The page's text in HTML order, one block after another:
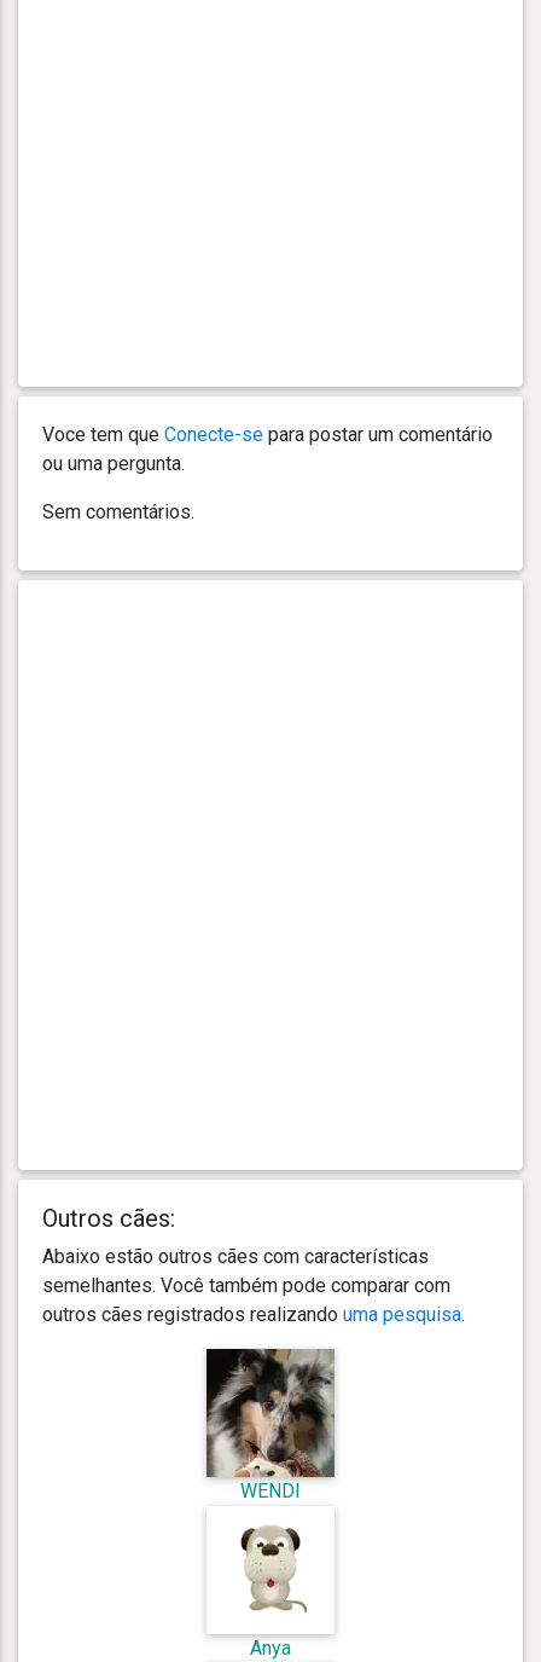
Voce tem que Conecte-se para postar um comentário
ou uma pergunta.
Sem comentários.
Outros cães:
Abaixo estão outros cães com características
semelhantes. Você também pode comparar com
outros cães registrados realizando uma pesquisa.
WENDI
Anya